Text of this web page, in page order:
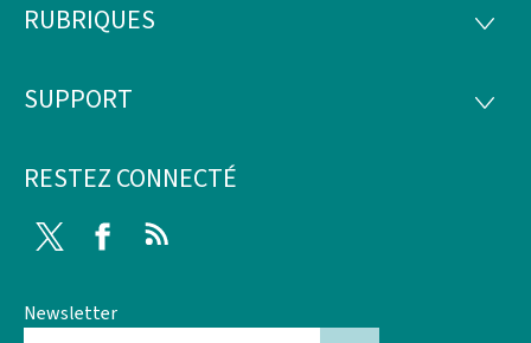
Pied
page
RUBRIQUES
SUPPORT
RESTEZ CONNECTÉ
Twitter Facebook
Newsletter